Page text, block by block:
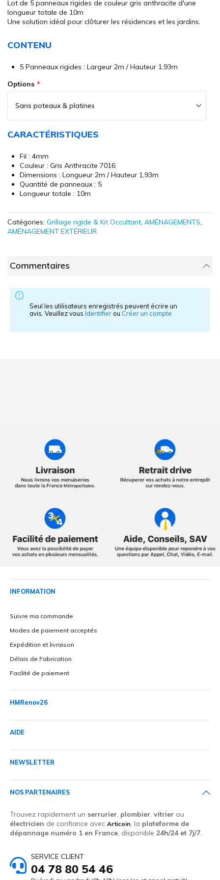
of
the
images
Lot de 5 panneaux rigides de couleur gris anthracite d'une
longueur totale de 10m
Une solution idéal pour clôturer les résidences et les jardins.
CONTENU
5 Panneaux rigides : Largeur 2m / Hauteur 1,93m
Options
CARACTÉRISTIQUES
Fil : 4mm
Couleur : Gris Anthracite 7016
Dimensions : Longueur 2m / Hauteur 1,93m
Quantité de panneaux : 5
Longueur totale : 10m
Catégories: Grillage rigide & Kit Occultant, AMÉNAGEMENTS,
AMÉNAGEMENT EXTÉRIEUR
Commentaires
Seul les utilisateurs enregistrés peuvent écrire un
avis. Veuillez vous Identifierou Créer un compte
INFORMATION
Suivre ma commande
Modes de paiement acceptés
Expédition et livraison
Délais de Fabrication
Facilité de paiement
HMRenov26
AIDE
NEWSLETTER
NOS PARTENAIRES
Trouvez rapidement un serrurier, plombier, vitrier ou
électricien de confiance avec Articoin, la plateforme de
dépannage numéro 1 en France, disponible 24h/24 et 7j/7.
SERVICE CLIENT
04 78 80 54 46